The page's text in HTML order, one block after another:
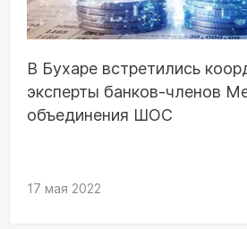
В Бухаре встретились
эксперты банков-членов Межбанковского
объединения ШОС
17 мая 2022